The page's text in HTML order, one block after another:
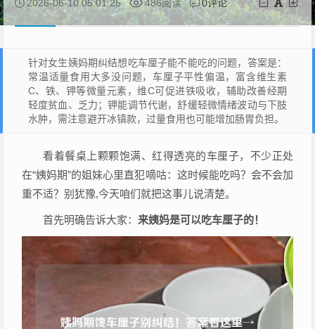
2026-06-10 05:01:25 486阅读
针对女生姨妈期纠结想吃车厘子能不能吃的问题，答案是：
常温适量食用大多没问题，车厘子平性偏温，富含维生素
C、铁、钾等微量元素，维C可促进铁吸收，辅助改善经期
轻度贫血、乏力；钾能调节代谢，舒缓轻微情绪波动与下肢
水肿，需注意避开冰镇款，过量食用也可能增加肠胃负担。
看着餐桌上颗颗饱满、红得透亮的车厘子，不少正处
在“姨妈期”的姐妹心里直犯嘀咕：这时候能吃吗？会不会加
重不适？别犹豫,今天咱们就把这事儿说清楚。
首先明确告诉大家： 来姨妈是可以吃车厘子的！